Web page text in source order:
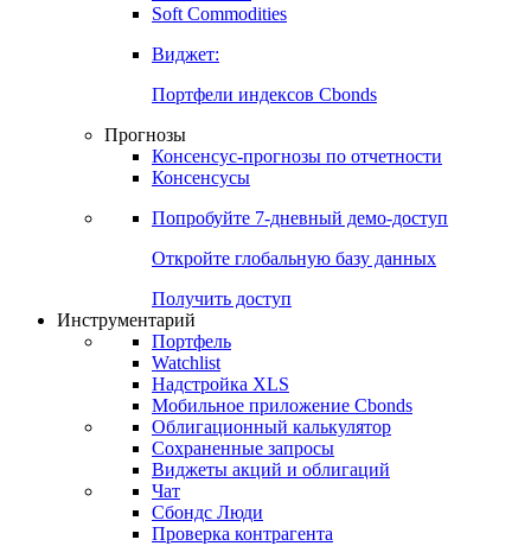
Soft Commodities
Виджет:
Портфели индексов Cbonds
Прогнозы
Консенсус-прогнозы по отчетности
Консенсусы
Попробуйте 7-дневный демо-доступ
Откройте глобальную базу данных
Получить доступ
Инструментарий
Портфель
Watchlist
Надстройка XLS
Мобильное приложение Cbonds
Облигационный калькулятор
Сохраненные запросы
Виджеты акций и облигаций
Чат
Сбондс Люди
Проверка контрагента